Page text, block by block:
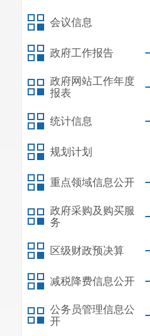
会议信息
政府工作报告
政府网站工作年度
报表
统计信息
规划计划
重点领域信息公开
政府采购及购买服
务
区级财政预决算
减税降费信息公开
公务员管理信息公
开